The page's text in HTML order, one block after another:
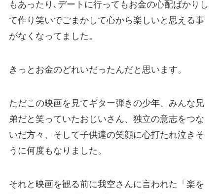
もあったり､デートに行ってもお金の心配ばかりし
て作り笑いでごまかして心から楽しいと思える事
がなくなってました。
きっとお金のどれいだったんだと思います。
ただこの映画を見てギター弾きの少年、みんな兄
弟だと笑っていたおじいさん、独立の意志をつな
いだ方々、そして子供達の笑顔に心打たれ泣きそ
うに何度もなりました。
それと映画を観る前に我空さんに言われた「楽を